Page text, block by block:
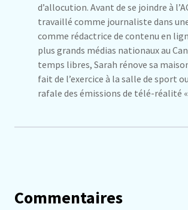
d’allocution. Avant de se joindre à
travaillé comme journaliste dans
comme rédactrice de contenu en
plus grands médias nationaux au
temps libres, Sarah rénove sa
fait de l’exercice à la salle de sport
rafale des émissions de télé-réalité
Commentaires